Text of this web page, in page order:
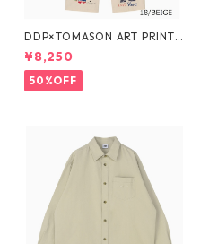
DDP×TOMASON ART PRINT
WIDE PANTS
¥8,250
50%OFF